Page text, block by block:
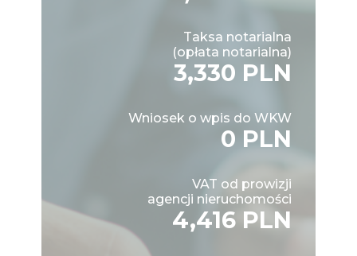
Taksa notarialna
(opłata notarialna)
3,330 PLN
Wniosek o wpis do WKW
0 PLN
VAT od prowizji
agencji nieruchomości
4,416 PLN